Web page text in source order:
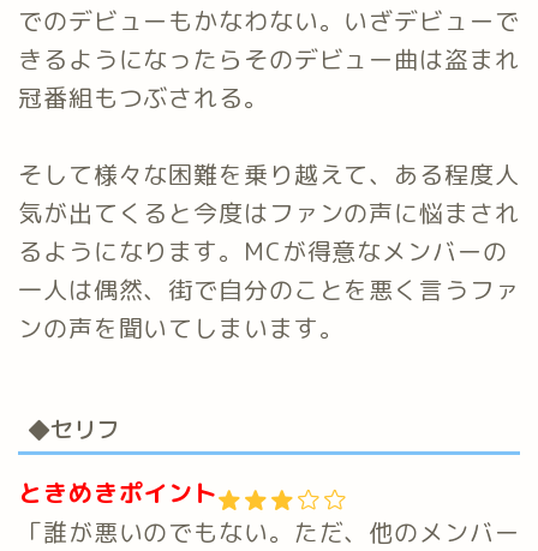
でのデビューもかなわない。いざデビューで
きるようになったらそのデビュー曲は盗まれ
冠番組もつぶされる。
そして様々な困難を乗り越えて、ある程度人
気が出てくると今度はファンの声に悩まされ
るようになります。MCが得意なメンバーの
一人は偶然、街で自分のことを悪く言うファ
ンの声を聞いてしまいます。
◆セリフ
ときめきポイント
「誰が悪いのでもない。ただ、他のメンバー